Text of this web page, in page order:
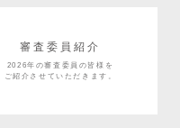
審査委員紹介
2026年の審査委員の皆様を
ご紹介させていただきます。